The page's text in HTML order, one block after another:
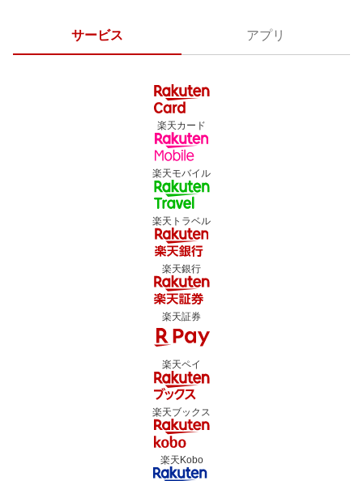
サービス アプリ
楽天カード
楽天モバイル
楽天トラベル
楽天銀行
楽天証券
楽天ペイ
楽天ブックス
楽天Kobo